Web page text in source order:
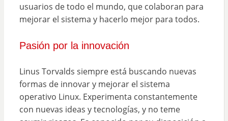
usuarios de todo el mundo, que colaboran para
mejorar el sistema y hacerlo mejor para todos.
Pasión por la innovación
Linus Torvalds siempre está buscando nuevas
formas de innovar y mejorar el sistema
operativo Linux. Experimenta constantemente
con nuevas ideas y tecnologías, y no teme